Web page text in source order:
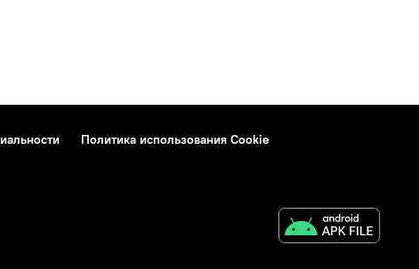
Политика использования Cookie